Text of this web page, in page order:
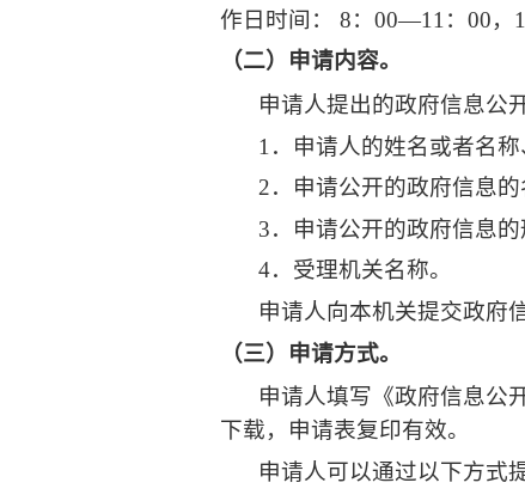
作日时间：
8： 00—11 ： 00，
（二）申请内容。
申请人提出的政府信息公
1 ．申请人的姓名或者名
2．申请公开的政府信息
3．申请公开的政府信息
4．受理机关名称。
申请人向本机关提交政府
（三）申请方式。
申请人填写《政府信息公
下载，申请表复印有效。
申请人可以通过以下方式